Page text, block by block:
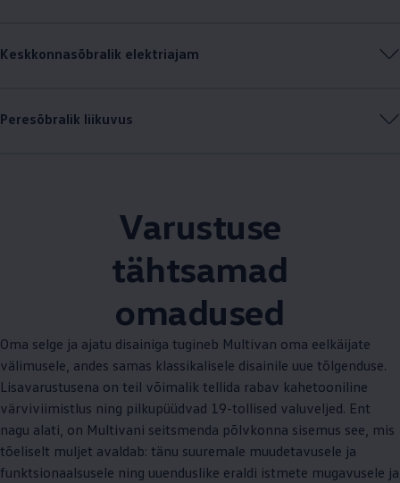
Keskkonnasõbralik elektriajam
Peresõbralik liikuvus
Varustuse
tähtsamad
omadused
Oma selge ja ajatu disainiga tugineb Multivan oma eelkäijate
välimusele, andes samas klassikalisele disainile uue tõlgenduse.
Lisavarustusena on teil võimalik tellida rabav kahetooniline
värviviimistlus ning pilkupüüdvad 19-tollised valuveljed. Ent
nagu alati, on Multivani seitsmenda põlvkonna sisemus see, mis
tõeliselt muljet avaldab: tänu suuremale muudetavusele ja
funktsionaalsusele ning uuenduslike eraldi istmete mugavusele ja